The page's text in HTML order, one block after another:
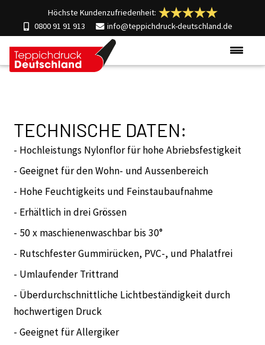
Höchste Kundenzufriedenheit:
0800 91 91 913
info@teppichdruck-deutschland.de
Über uns
TECHNISCHE DATEN:
- Hochleistungs Nylonflor für hohe Abriebsfestigkeit
- Geeignet für den Wohn- und Aussenbereich
- Hohe Feuchtigkeits und Feinstaubaufnahme
- Erhältlich in drei Grössen
- 50 x maschienenwaschbar bis 30°
- Rutschfester Gummirücken, PVC-, und Phalatfrei
- Umlaufender Trittrand
- Überdurchschnittliche Lichtbeständigkeit durch
hochwertigen Druck
- Geeignet für Allergiker